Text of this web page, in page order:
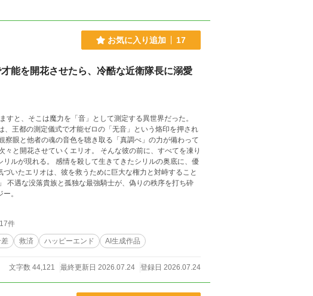
お気に入り追加 17
能を開花させたら、冷酷な近衛隊長に溺愛
と、そこは魔力を「音」として測定する異世界だった。
王都の測定儀式で才能ゼロの「无音」という烙印を押され
眼と他者の魂の音色を聴き取る「真調べ」の力が備わって
と開花させていくエリオ。 そんな彼の前に、すべてを凍り
ルが現れる。 感情を殺して生きてきたシリルの奥底に、優
いたエリオは、彼を救うために巨大な権力と対峙すること
遇な没落貴族と孤独な最強騎士が、偽りの秩序を打ち砕
。
件
救済 ハッピーエンド AI生成作品
文字数 44,121 最終更新日 2026.07.24 登録日 2026.07.24